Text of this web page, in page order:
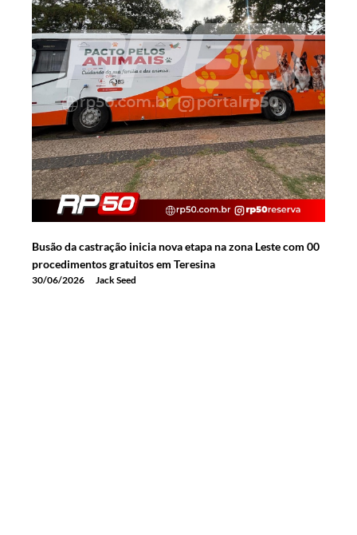
Busão da castração inicia nova etapa na zona Leste com 00
procedimentos gratuitos em Teresina
30/06/2026 Jack Seed